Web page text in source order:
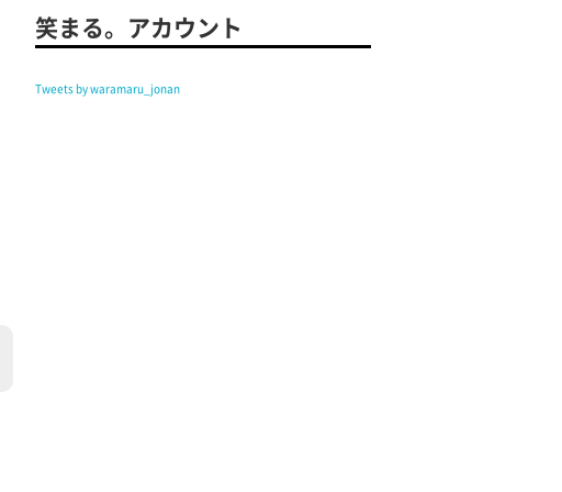
笑まる。アカウント
Tweets by waramaru_jonan